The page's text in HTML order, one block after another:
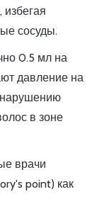
сосуды.
0.5 мл на
давление на
нарушению
в зоне
врачи
point) как